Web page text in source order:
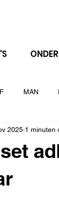
MAN
PEUGEOT
2025 1 minuten